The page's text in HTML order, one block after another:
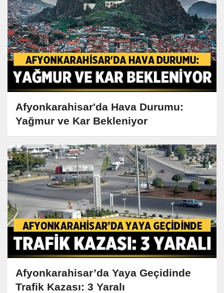
Afyonkarahisar'da Hava Durumu:
Yağmur ve Kar Bekleniyor
Afyonkarahisar’da Yaya Geçidinde
Trafik Kazası: 3 Yaralı